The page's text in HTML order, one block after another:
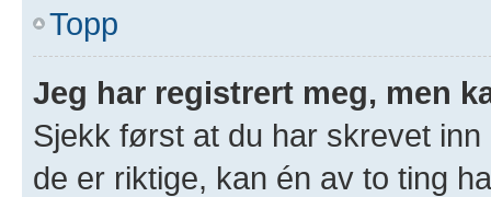
Topp
Jeg har registrert meg, men
Sjekk først at du har skrevet
de er riktige, kan én av to ting